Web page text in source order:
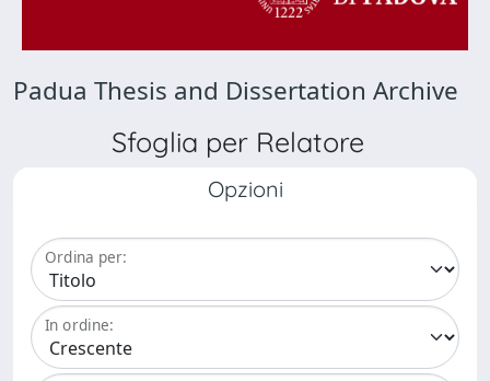
Padua Thesis and Dissertation Archive
Sfoglia per Relatore
Opzioni
Ordina per:
In ordine: